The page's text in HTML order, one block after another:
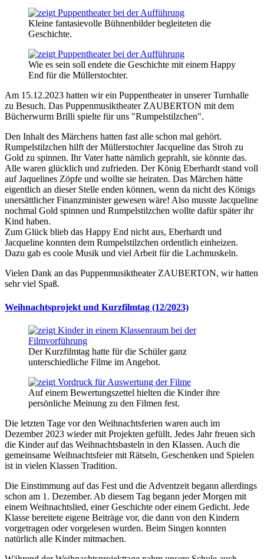
Kleine fantasievolle Bühnenbilder begleiteten die
Geschichte.
Wie es sein soll endete die Geschichte mit einem Happy
End für die Müllerstochter.
Am 15.12.2023 hatten wir ein Puppentheater in unserer Turnhalle
zu Besuch. Das Puppenmusiktheater ZAUBERTON mit dem
Bücherwurm Brilli spielte für uns "Rumpelstilzchen".
Den Inhalt des Märchens hatten fast alle schon mal gehört.
Rumpelstilzchen hilft der Müllerstochter Jacqueline das Stroh zu
Gold zu spinnen. Ihr Vater hatte nämlich geprahlt, sie könnte das.
Alle waren glücklich und zufrieden. Der König Eberhardt stand voll
auf Jaquelines Zöpfe und wollte sie heiraten. Das Märchen hätte
eigentlich an dieser Stelle enden können, wenn da nicht des Königs
unersättlicher Finanzminister gewesen wäre! Also musste Jacqueline
nochmal Gold spinnen und Rumpelstilzchen wollte dafür später ihr
Kind haben.
Zum Glück blieb das Happy End nicht aus, Eberhardt und
Jacqueline konnten dem Rumpelstilzchen ordentlich einheizen.
Dazu gab es coole Musik und viel Arbeit für die Lachmuskeln.
Vielen Dank an das Puppenmusiktheater ZAUBERTON, wir hatten
sehr viel Spaß.
Weihnachtsprojekt und Kurzfilmtag (12/2023)
Der Kurzfilmtag hatte für die Schüler ganz
unterschiedliche Filme im Angebot.
Auf einem Bewertungszettel hielten die Kinder ihre
persönliche Meinung zu den Filmen fest.
Die letzten Tage vor den Weihnachtsferien waren auch im
Dezember 2023 wieder mit Projekten gefüllt. Jedes Jahr freuen sich
die Kinder auf das Weihnachtsbasteln in den Klassen. Auch die
gemeinsame Weihnachtsfeier mit Rätseln, Geschenken und Spielen
ist in vielen Klassen Tradition.
Die Einstimmung auf das Fest und die Adventzeit begann allerdings
schon am 1. Dezember. Ab diesem Tag begann jeder Morgen mit
einem Weihnachtslied, einer Geschichte oder einem Gedicht. Jede
Klasse bereitete eigene Beiträge vor, die dann von den Kindern
vorgetragen oder vorgelesen wurden. Beim Singen konnten
natürlich alle Kinder mitmachen.